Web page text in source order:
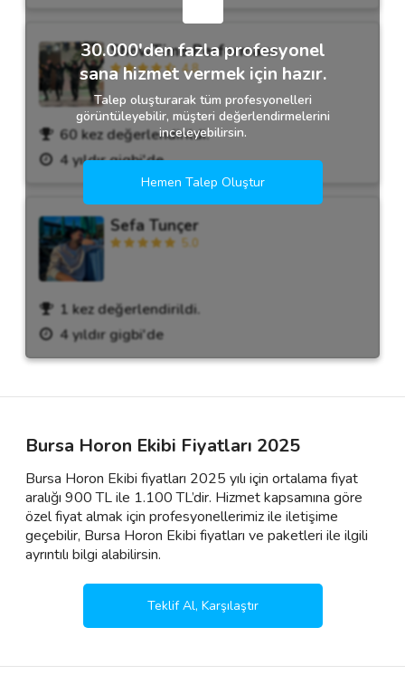
ShowTime Performans
4.8
60 kez değerlendirildi.
4 yıldır gigbi'de
Sefa Tunçer
5.0
1 kez değerlendirildi.
4 yıldır gigbi'de
30.000'den fazla profesyonel
sana hizmet vermek için hazır.
Talep oluşturarak tüm profesyonelleri
görüntüleyebilir, müşteri değerlendirmelerini
inceleyebilirsin.
Hemen Talep Oluştur
Bursa Horon Ekibi Fiyatları 2025
Bursa Horon Ekibi fiyatları 2025 yılı için ortalama fiyat
aralığı 900 TL ile 1.100 TL’dir. Hizmet kapsamına göre
özel fiyat almak için profesyonellerimiz ile iletişime
geçebilir, Bursa Horon Ekibi fiyatları ve paketleri ile ilgili
ayrıntılı bilgi alabilirsin.
Teklif Al, Karşılaştır